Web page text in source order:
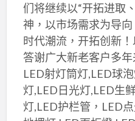
们将继续以“开拓进取
神，以市场需求为导
时代潮流，开拓创新
答谢广大新老客户多年
LED射灯筒灯,LED球
灯,LED日光灯,LED生
灯,LED护栏管，LED